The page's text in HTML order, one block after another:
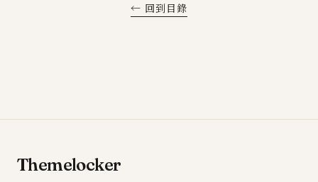
← 回到目錄
Themelocker